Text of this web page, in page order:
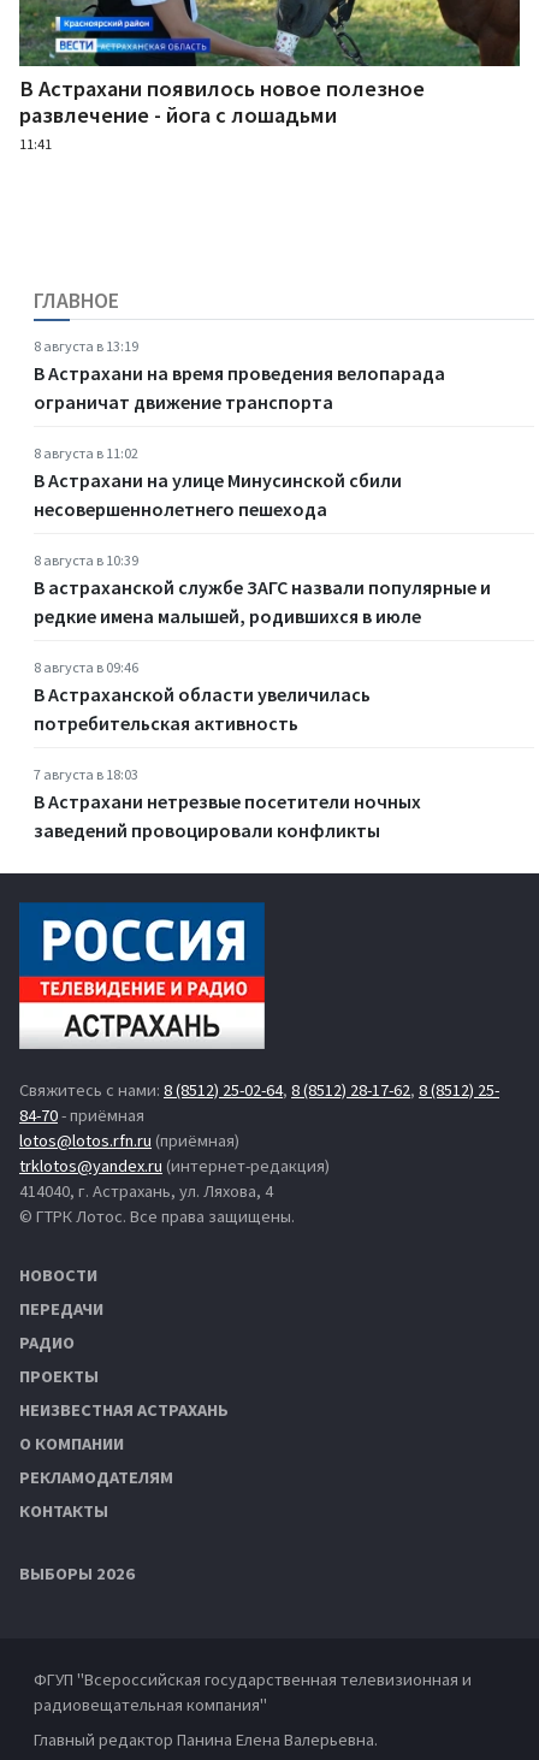
В Астрахани появилось новое полезное
развлечение - йога с лошадьми
11:41
ГЛАВНОЕ
8 августа в 13:19
В Астрахани на время проведения велопарада
ограничат движение транспорта
8 августа в 11:02
В Астрахани на улице Минусинской сбили
несовершеннолетнего пешехода
8 августа в 10:39
В астраханской службе ЗАГС назвали популярные и
редкие имена малышей, родившихся в июле
8 августа в 09:46
В Астраханской области увеличилась
потребительская активность
7 августа в 18:03
В Астрахани нетрезвые посетители ночных
заведений провоцировали конфликты
Свяжитесь с нами: 8 (8512) 25-02-64, 8 (8512) 28-17-62, 8 (8512) 25-
84-70- приёмная
lotos@lotos.rfn.ru (приёмная)
trklotos@yandex.ru (интернет-редакция)
414040, г. Астрахань, ул. Ляхова, 4
© ГТРК Лотос. Все права защищены.
НОВОСТИ
ПЕРЕДАЧИ
РАДИО
ПРОЕКТЫ
НЕИЗВЕСТНАЯ АСТРАХАНЬ
О КОМПАНИИ
РЕКЛАМОДАТЕЛЯМ
КОНТАКТЫ
ВЫБОРЫ 2026
ФГУП "Всероссийская государственная телевизионная и
радиовещательная компания"
Главный редактор Панина Елена Валерьевна.